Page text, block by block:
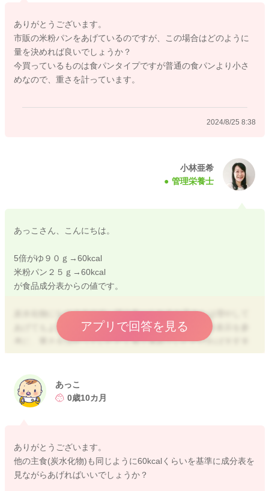
ありがとうございます。
市販の米粉パンをあげているのですが、この場合はどのように
量を決めれば良いでしょうか？
今買っているものは食パンタイプですが普通の食パンより小さ
めなので、重さを計っています。
2024/8/25 8:38
小林亜希
管理栄養士
あっこさん、こんにちは。
5倍がゆ９０ｇ→60kcal
米粉パン２５ｇ→60kcal
が食品成分表からの値です。
炭水化物になりますので、沢山食べられるお子さんは増やして
あげてもよいですが、お手元の商品の裏面の栄養成分表示を参
考に、重さをはかっていただく形で進めていただければ大丈夫
ですよ。
アプリで回答を見る
あっこ
0歳10カ月
ありがとうございます。
他の主食(炭水化物)も同じように60kcalくらいを基準に成分表を
見ながらあげればいいでしょうか？